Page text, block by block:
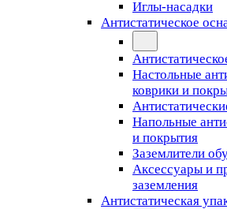
Иглы-насадки
Антистатическое
Настольные
коврики и
Напольные
и покрытия
Заземлители
Аксессуары и
заземления
Антистатическая